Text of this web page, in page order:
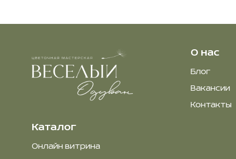
Каталог
Онлайн витрина
О нас
Блог
Вакансии
Контакты